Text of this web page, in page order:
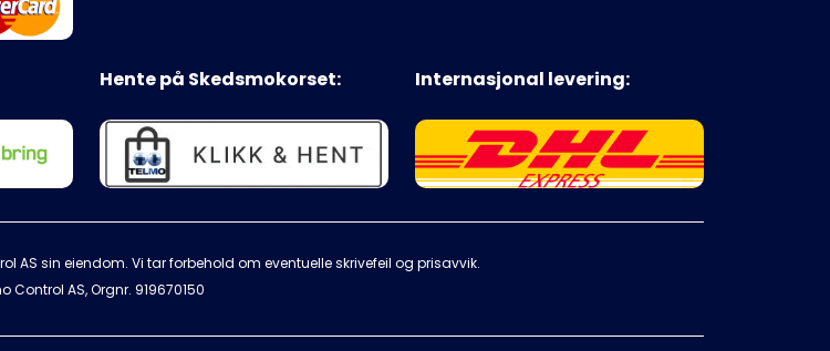
Hente på Skedsmokorset: Internasjonal levering:
AS sin eiendom. Vi tar forbehold om eventuelle skrivefeil og prisavvik.
Control AS, Orgnr. 919670150